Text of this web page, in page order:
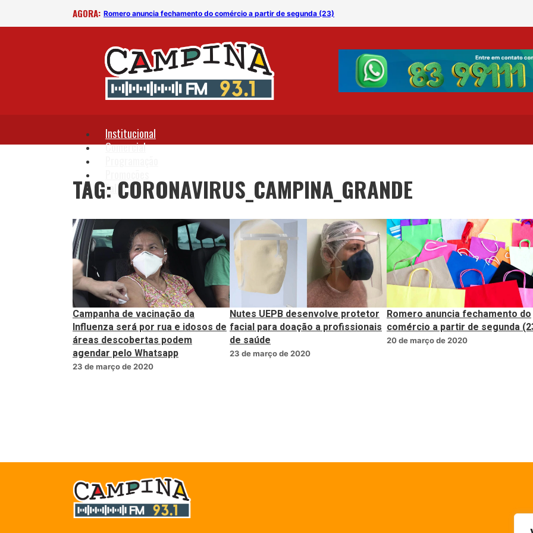
AGORA: Romero anuncia fechamento do comércio a partir de segunda (23)
Institucional
Comercial
Fale Conosco
TAG: CORONAVIRUS_CAMPINA_GRANDE
Campanha de vacinação da
Influenza será por rua e idosos de
áreas descobertas podem
agendar pelo Whatsapp
23 de março de 2020
Nutes UEPB desenvolve protetor
facial para doação a profissionais
de saúde
23 de março de 2020
Romero anuncia fechamento do
comércio a partir de segunda
20 de março de 2020